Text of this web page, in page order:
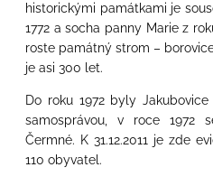
historickými památkami je
1772 a socha panny Marie z
roste památný strom –
je asi 300 let.
Do roku 1972 byly
samosprávou, v roce 1972
Čermné. K 31.12.2011 je zde
110 obyvatel.